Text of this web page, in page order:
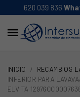
620 039 836

INICIO RECAMBIOS
INFERIOR PARA
ELVITA